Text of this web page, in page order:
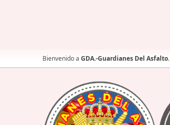
Bienvenido a GDA.-Guardianes Del Asfalto.